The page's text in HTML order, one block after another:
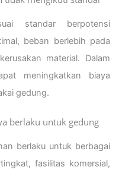
standar berpotensi
beban berlebih pada
material. Dalam
meningkatkan biaya
gedung.
berlaku untuk gedung
berlaku untuk berbagai
fasilitas komersial,